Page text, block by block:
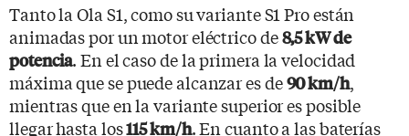
Tanto la Ola S1, como su variante S1 Pro están
animadas por un motor eléctrico de8,5 kW de
potencia. En el caso de la primera la velocidad
máxima que se puede alcanzar es de90 km/h,
mientras que en la variante superior es posible
llegar hasta los115 km/h. En cuanto a las baterías